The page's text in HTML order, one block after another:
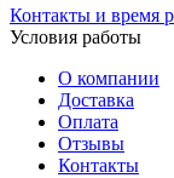
Контакты и время
Условия работы
О компании
Доставка
Оплата
Отзывы
Контакты